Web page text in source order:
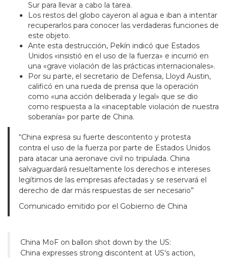
Sur para llevar a cabo la tarea.
Los restos del globo cayeron al agua e iban a intentar
recuperarlos para conocer las verdaderas funciones de
este objeto.
Ante esta destrucción, Pekín indicó que Estados
Unidos «insistió en el uso de la fuerza» e incurrió en
una «grave violación de las prácticas internacionales».
Por su parte, el secretario de Defensa, Lloyd Austin,
calificó en una rueda de prensa que la operación
como «una acción deliberada y legal» que se dio
como respuesta a la «inaceptable violación de nuestra
soberanía» por parte de China.
“China expresa su fuerte descontento y protesta
contra el uso de la fuerza por parte de Estados Unidos
para atacar una aeronave civil no tripulada. China
salvaguardará resueltamente los derechos e intereses
legítimos de las empresas afectadas y se reservará el
derecho de dar más respuestas de ser necesario”
Comunicado emitido por el Gobierno de China
China MoF on ballon shot down by the US:
China expresses strong discontent at US's action,